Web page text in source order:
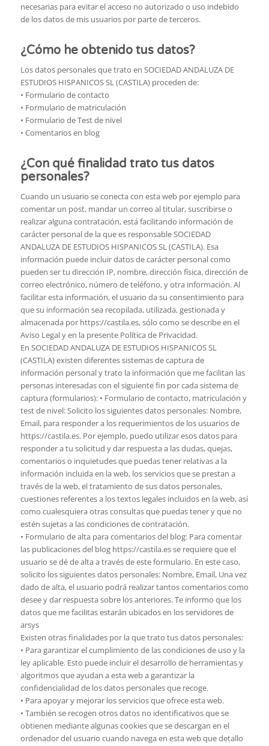
necesarias para evitar el acceso no autorizado o uso indebido
de los datos de mis usuarios por parte de terceros.
¿Cómo he obtenido tus datos?
Los datos personales que trato en SOCIEDAD ANDALUZA DE
ESTUDIOS HISPANICOS SL (CASTILA) proceden de:
• Formulario de contacto
• Formulario de matriculación
• Formulario de Test de nivel
• Comentarios en blog
¿Con qué finalidad trato tus datos
personales?
Cuando un usuario se conecta con esta web por ejemplo para
comentar un post, mandar un correo al titular, suscribirse o
realizar alguna contratación, está facilitando información de
carácter personal de la que es responsable SOCIEDAD
ANDALUZA DE ESTUDIOS HISPANICOS SL (CASTILA). Esa
información puede incluir datos de carácter personal como
pueden ser tu dirección IP, nombre, dirección física, dirección de
correo electrónico, número de teléfono, y otra información. Al
facilitar esta información, el usuario da su consentimiento para
que su información sea recopilada, utilizada, gestionada y
almacenada por https://castila.es, sólo como se describe en el
Aviso Legal y en la presente Política de Privacidad.
En SOCIEDAD ANDALUZA DE ESTUDIOS HISPANICOS SL
(CASTILA) existen diferentes sistemas de captura de
información personal y trato la información que me facilitan las
personas interesadas con el siguiente fin por cada sistema de
captura (formularios): • Formulario de contacto, matriculación y
test de nivel: Solicito los siguientes datos personales: Nombre,
Email, para responder a los requerimientos de los usuarios de
https://castila.es. Por ejemplo, puedo utilizar esos datos para
responder a tu solicitud y dar respuesta a las dudas, quejas,
comentarios o inquietudes que puedas tener relativas a la
información incluida en la web, los servicios que se prestan a
través de la web, el tratamiento de sus datos personales,
cuestiones referentes a los textos legales incluidos en la web, así
como cualesquiera otras consultas que puedas tener y que no
estén sujetas a las condiciones de contratación.
• Formulario de alta para comentarios del blog: Para comentar
las publicaciones del blog https://castila.es se requiere que el
usuario se dé de alta a través de este formulario. En este caso,
solicito los siguientes datos personales: Nombre, Email, Una vez
dado de alta, el usuario podrá realizar tantos comentarios como
desee y dar respuesta sobre los anteriores. Te informo que los
datos que me facilitas estarán ubicados en los servidores de
arsys
Existen otras finalidades por la que trato tus datos personales:
• Para garantizar el cumplimiento de las condiciones de uso y la
ley aplicable. Esto puede incluir el desarrollo de herramientas y
algoritmos que ayudan a esta web a garantizar la
confidencialidad de los datos personales que recoge.
• Para apoyar y mejorar los servicios que ofrece esta web.
• También se recogen otros datos no identificativos que se
obtienen mediante algunas cookies que se descargan en el
ordenador del usuario cuando navega en esta web que detallo